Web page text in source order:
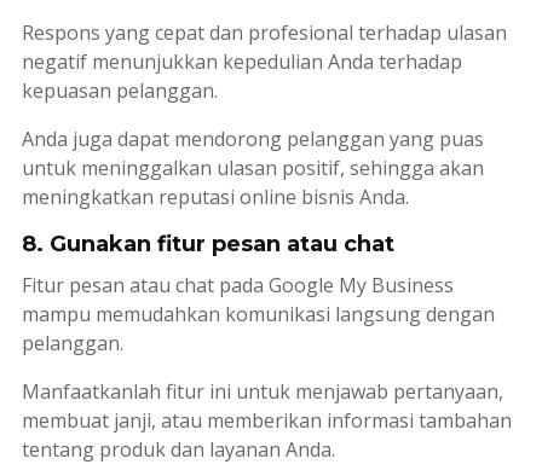
Respons yang cepat dan profesional terhadap ulasan
negatif menunjukkan kepedulian Anda terhadap
kepuasan pelanggan.
Anda juga dapat mendorong pelanggan yang puas
untuk meninggalkan ulasan positif, sehingga akan
meningkatkan reputasi online bisnis Anda.
8. Gunakan fitur pesan atau chat
Fitur pesan atau chatpada Google My Business
mampu memudahkan komunikasi langsung dengan
pelanggan.
Manfaatkanlah fitur ini untuk menjawab pertanyaan,
membuat janji, atau memberikan informasi tambahan
tentang produk dan layanan Anda.